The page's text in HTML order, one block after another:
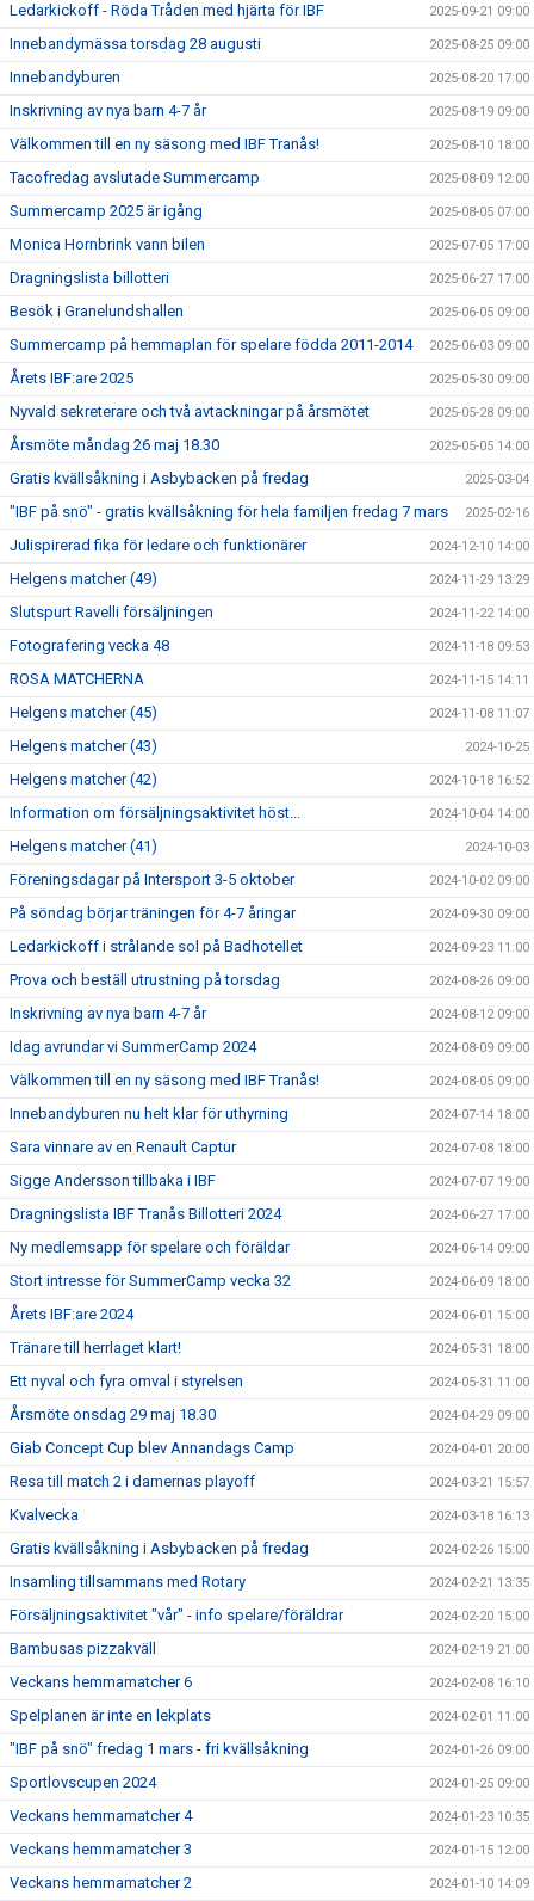
Ledarkickoff - Röda Tråden med hjärta för IBF 2025-09-21 09:00
Innebandymässa torsdag 28 augusti 2025-08-25 09:00
Innebandyburen 2025-08-20 17:00
Inskrivning av nya barn 4-7 år 2025-08-19 09:00
Välkommen till en ny säsong med IBF Tranås! 2025-08-10 18:00
Tacofredag avslutade Summercamp 2025-08-09 12:00
Summercamp 2025 är igång 2025-08-05 07:00
Monica Hornbrink vann bilen 2025-07-05 17:00
Dragningslista billotteri 2025-06-27 17:00
Besök i Granelundshallen 2025-06-05 09:00
Summercamp på hemmaplan för spelare födda 2011-2014 2025-06-03 09:00
Årets IBF:are 2025 2025-05-30 09:00
Nyvald sekreterare och två avtackningar på årsmötet 2025-05-28 09:00
Årsmöte måndag 26 maj 18.30 2025-05-05 14:00
Gratis kvällsåkning i Asbybacken på fredag 2025-03-04
"IBF på snö" - gratis kvällsåkning för hela familjen fredag 7 mars 2025-02-16
Julispirerad fika för ledare och funktionärer 2024-12-10 14:00
Helgens matcher (49) 2024-11-29 13:29
Slutspurt Ravelli försäljningen 2024-11-22 14:00
Fotografering vecka 48 2024-11-18 09:53
ROSA MATCHERNA 2024-11-15 14:11
Helgens matcher (45) 2024-11-08 11:07
Helgens matcher (43) 2024-10-25
Helgens matcher (42) 2024-10-18 16:52
Information om försäljningsaktivitet höst... 2024-10-04 14:00
Helgens matcher (41) 2024-10-03
Föreningsdagar på Intersport 3-5 oktober 2024-10-02 09:00
På söndag börjar träningen för 4-7 åringar 2024-09-30 09:00
Ledarkickoff i strålande sol på Badhotellet 2024-09-23 11:00
Prova och beställ utrustning på torsdag 2024-08-26 09:00
Inskrivning av nya barn 4-7 år 2024-08-12 09:00
Idag avrundar vi SummerCamp 2024 2024-08-09 09:00
Välkommen till en ny säsong med IBF Tranås! 2024-08-05 09:00
Innebandyburen nu helt klar för uthyrning 2024-07-14 18:00
Sara vinnare av en Renault Captur 2024-07-08 18:00
Sigge Andersson tillbaka i IBF 2024-07-07 19:00
Dragningslista IBF Tranås Billotteri 2024 2024-06-27 17:00
Ny medlemsapp för spelare och föräldar 2024-06-14 09:00
Stort intresse för SummerCamp vecka 32 2024-06-09 18:00
Årets IBF:are 2024 2024-06-01 15:00
Tränare till herrlaget klart! 2024-05-31 18:00
Ett nyval och fyra omval i styrelsen 2024-05-31 11:00
Årsmöte onsdag 29 maj 18.30 2024-04-29 09:00
Giab Concept Cup blev Annandags Camp 2024-04-01 20:00
Resa till match 2 i damernas playoff 2024-03-21 15:57
Kvalvecka 2024-03-18 16:13
Gratis kvällsåkning i Asbybacken på fredag 2024-02-26 15:00
Insamling tillsammans med Rotary 2024-02-21 13:35
Försäljningsaktivitet "vår" - info spelare/föräldrar 2024-02-20 15:00
Bambusas pizzakväll 2024-02-19 21:00
Veckans hemmamatcher 6 2024-02-08 16:10
Spelplanen är inte en lekplats 2024-02-01 11:00
"IBF på snö" fredag 1 mars - fri kvällsåkning 2024-01-26 09:00
Sportlovscupen 2024 2024-01-25 09:00
Veckans hemmamatcher 4 2024-01-23 10:35
Veckans hemmamatcher 3 2024-01-15 12:00
Veckans hemmamatcher 2 2024-01-10 14:09